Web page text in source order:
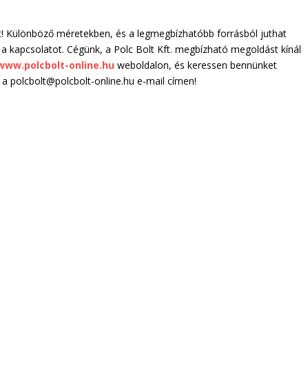
Különböző méretekben, és a legmegbízhatóbb forrásból juthat
kapcsolatot. Cégünk, a Polc Bolt Kft. megbízható megoldást kínál
online.hu weboldalon, és keressen bennünket
polcbolt@polcbolt-online.hu e-mail címen!